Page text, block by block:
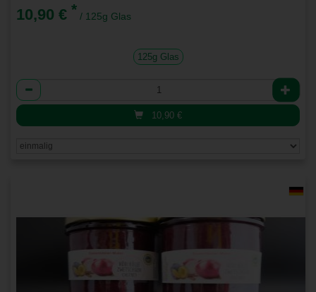
10,90 € * / 125g Glas
125g Glas
Anzahl
10,90 €